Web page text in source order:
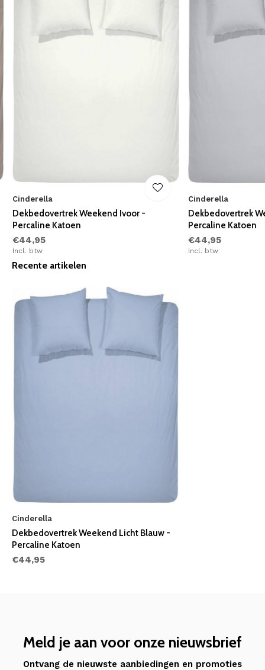
Cinderella
Dekbedovertrek Weekend Ivoor -
Percaline Katoen
€44,95
Incl. btw
Cinderella
Dekbedovertrek
Percaline Katoen
€44,95
Incl. btw
Recente artikelen
Cinderella
Dekbedovertrek Weekend Licht Blauw -
Percaline Katoen
€44,95
Meld je aan voor onze nieuwsbrief
Ontvang de nieuwste aanbiedingen en promoties